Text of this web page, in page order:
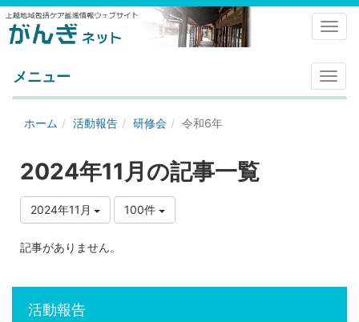
メ
ニ
メニュー
ホーム 活動報告 研修会 令和6年
2024年11月の記事一覧
2024年11月 100件
記事がありません。
活動報告